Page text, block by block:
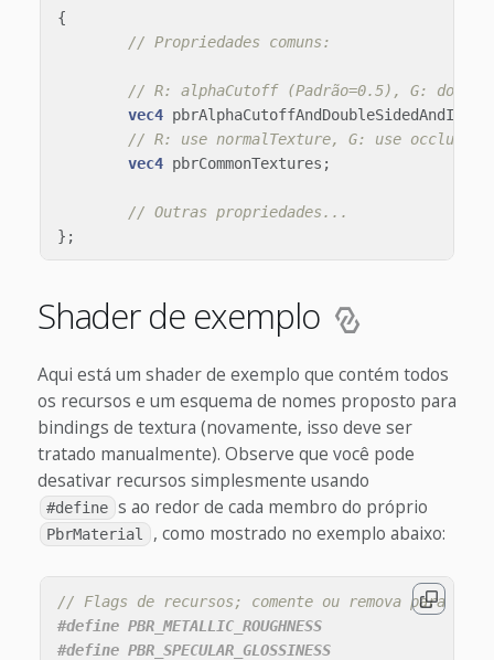
{
// Propriedades comuns:
// R: alphaCutoff (Padrão=0.5), G:
vec4
// R: use normalTexture, G: use
vec4 pbrCommonTextures ;
// Outras propriedades...
};
Shader de exemplo
Aqui está um shader de exemplo que contém todos
os recursos e um esquema de nomes proposto para
bindings de textura (novamente, isso deve ser
tratado manualmente). Observe que você pode
desativar recursos simplesmente usando
#define s ao redor de cada membro do próprio
PbrMaterial , como mostrado no exemplo abaixo:
// Flags de recursos; comente ou remova para
#define PBR_METALLIC_ROUGHNESS
#define PBR_SPECULAR_GLOSSINESS